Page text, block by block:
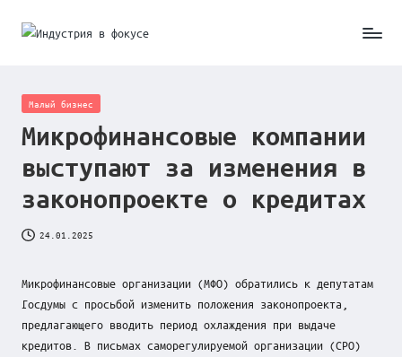
Skip
н
д
у
с
т
р
и
я
в
Posted
Малый бизнес
Микрофинансовые компании
выступают за изменения в
законопроекте о кредитах
24.01.2025
Микрофинансовые организации (МФО) обратились к депутатам
Госдумы с просьбой изменить положения законопроекта,
предлагающего вводить период охлаждения при выдаче
кредитов. В письмах саморегулируемой организации (СРО)